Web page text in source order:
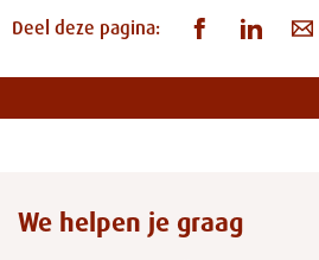
Deel deze pagina:
We helpen je graag